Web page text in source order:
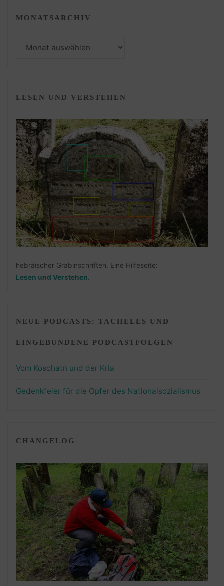
MONATSARCHIV
LESEN UND VERSTEHEN
hebräischer Grabinschriften. Eine Hilfeseite:
Lesen und Verstehen
NEUE PODCASTS: TACHELES UND
EINGEBUNDENE PODCASTFOLGEN
Vom Koschatn und der Kria
Gedenkfeier für die Opfer des Nationalsozialismus
CHANGELOG